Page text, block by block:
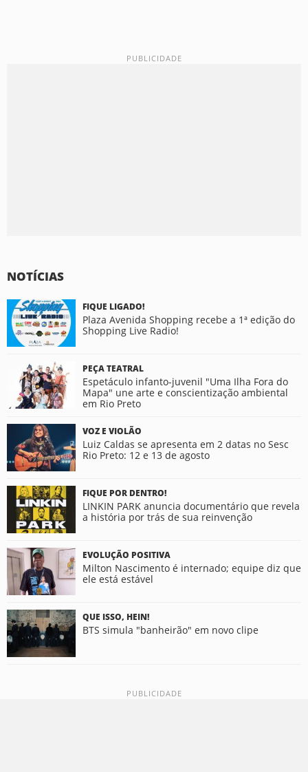
NOTÍCIAS
FIQUE LIGADO!
Plaza Avenida Shopping recebe a 1ª edição do
Shopping Live Radio!
PEÇA TEATRAL
Espetáculo infanto-juvenil "Uma Ilha Fora do
Mapa" une arte e conscientização ambiental
em Rio Preto
VOZ E VIOLÃO
Luiz Caldas se apresenta em 2 datas no Sesc
Rio Preto: 12 e 13 de agosto
FIQUE POR DENTRO!
LINKIN PARK anuncia documentário que revela
a história por trás de sua reinvenção
EVOLUÇÃO POSITIVA
Milton Nascimento é internado; equipe diz que
ele está estável
QUE ISSO, HEIN!
BTS simula "banheirão" em novo clipe